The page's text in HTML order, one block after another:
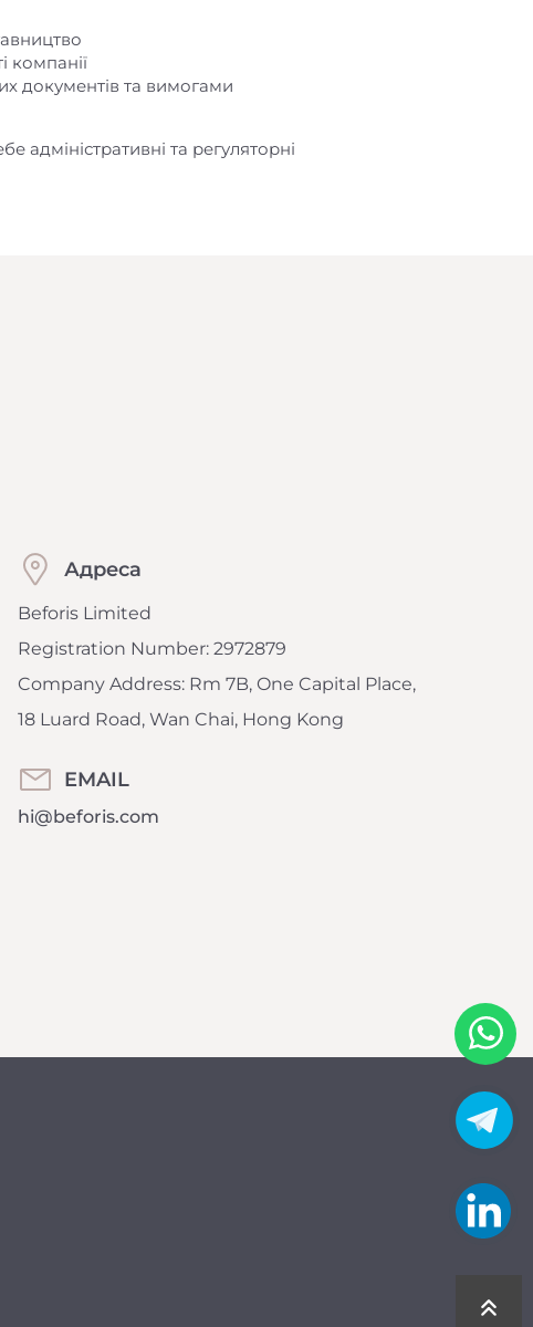
компанії
документів та вимогами
адміністративні та регуляторні
Адреса
Beforis Limited
Registration Number: 2972879
Company Address: Rm 7B, One Capital Place,
18 Luard Road, Wan Chai, Hong Kong
EMAIL
hi@beforis.com